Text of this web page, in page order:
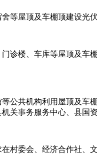
等屋顶及车棚顶建设光
诊楼、车库等屋顶及
公共机构利用屋顶及
关事务服务中心、县国
村委会、经济合作社